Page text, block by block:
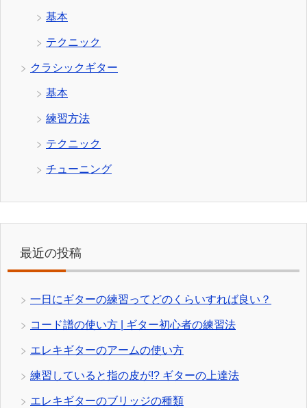
基本
テクニック
クラシックギター
基本
練習方法
テクニック
チューニング
最近の投稿
一日にギターの練習ってどのくらいすれば良い？
コード譜の使い方 | ギター初心者の練習法
エレキギターのアームの使い方
練習していると指の皮が!? ギターの上達法
エレキギターのブリッジの種類